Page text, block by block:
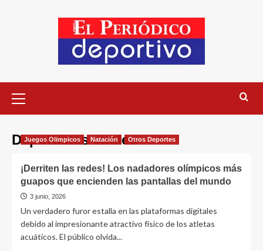
Deportistas virales
Juegos Olimpicos Natación Otros Deportes
¡Derriten las redes! Los nadadores olímpicos más
guapos que encienden las pantallas del mundo
3 junio, 2026
Un verdadero furor estalla en las plataformas digitales
debido al impresionante atractivo físico de los atletas
acuáticos. El público olvida...